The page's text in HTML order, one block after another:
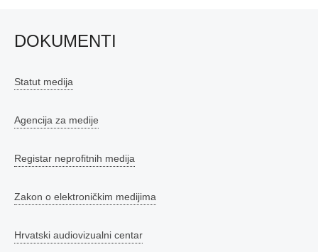
DOKUMENTI
Statut medija
Agencija za medije
Registar neprofitnih medija
Zakon o elektroničkim medijima
Hrvatski audiovizualni centar